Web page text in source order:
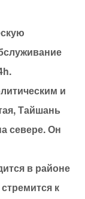
и
Тайшань
севере. Он
в районе
к